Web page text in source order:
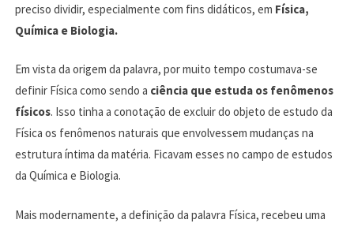
preciso dividir, especialmente com fins didáticos, em Física,
Química e Biologia.
Em vista da origem da palavra, por muito tempo costumava-se
definir Física como sendo a ciência que estuda os fenômenos
físicos. Isso tinha a conotação de excluir do objeto de estudo da
Física os fenômenos naturais que envolvessem mudanças na
estrutura íntima da matéria. Ficavam esses no campo de estudos
da Química e Biologia.
Mais modernamente, a definição da palavra Física, recebeu uma